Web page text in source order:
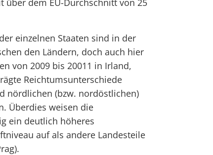
über dem EU-Durchschnitt von 25
einzelnen Staaten sind in der
den Ländern, doch auch hier
von 2009 bis 20011 in Irland,
Reichtumsunterschiede
nördlichen (bzw. nordöstlichen)
Überdies weisen die
ein deutlich höheres
auf als andere Landesteile